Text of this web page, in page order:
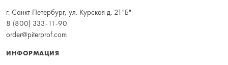
г. Санкт Петербург, ул. Курская д. 21"Б"
8 (800) 333-11-90
order@piterprof.com
ИНФОРМАЦИЯ